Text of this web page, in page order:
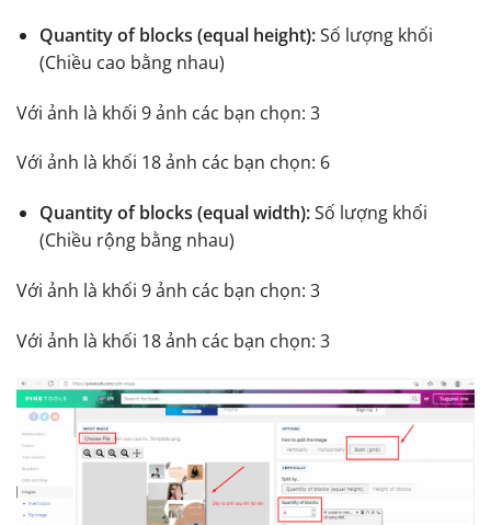
Quantity of blocks (equal height):Số lượng khối
(Chiều cao bằng nhau)
Với ảnh là khối 9 ảnh các bạn chọn: 3
Với ảnh là khối 18 ảnh các bạn chọn: 6
Quantity of blocks (equal width):Số lượng khối
(Chiều rộng bằng nhau)
Với ảnh là khối 9 ảnh các bạn chọn: 3
Với ảnh là khối 18 ảnh các bạn chọn: 3